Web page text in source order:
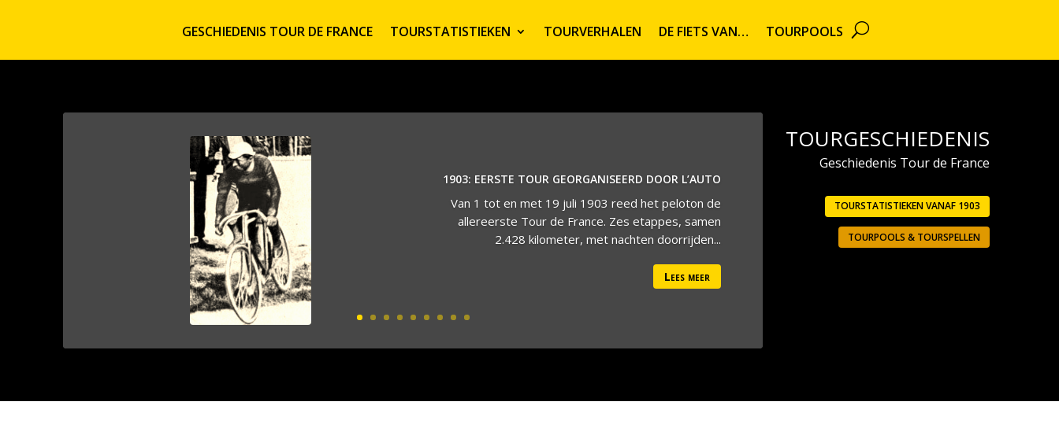
GESCHIEDENIS TOUR DE FRANCE TOURSTATISTIEKEN TOURVERHALEN DE FIETS VAN… TOURPOOLS
1903: EERSTE TOUR GEORGANISEERD DOOR L’AUTO
Van 1 tot en met 19 juli 1903 reed het peloton de
allereerste Tour de France. Zes etappes, samen
2.428 kilometer, met nachten doorrijden...
Lees meer
TOURGESCHIEDENIS
Geschiedenis Tour de France
TOURSTATISTIEKEN VANAF 1903
TOURPOOLS & TOURSPELLEN